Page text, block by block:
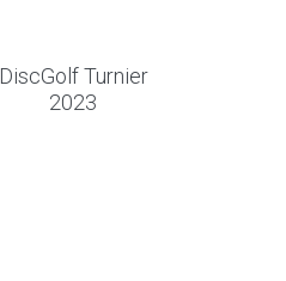
DiscGolf Turnier
2023